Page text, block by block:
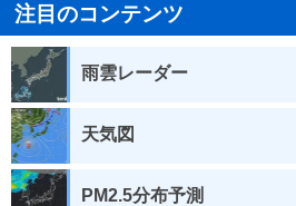
注目のコンテンツ
雨雲レーダー
天気図
PM2.5分布予測